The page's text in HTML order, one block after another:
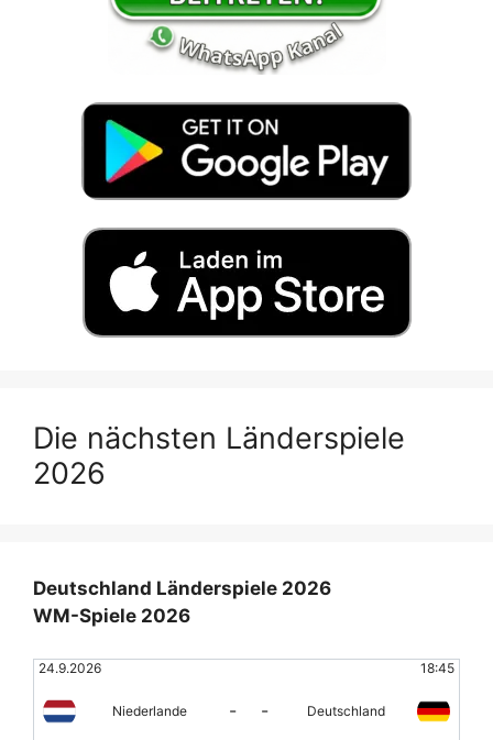
Die nächsten Länderspiele
2026
Deutschland Länderspiele 2026
WM-Spiele 2026
24.9.2026 18:45
Niederlande - - Deutschland